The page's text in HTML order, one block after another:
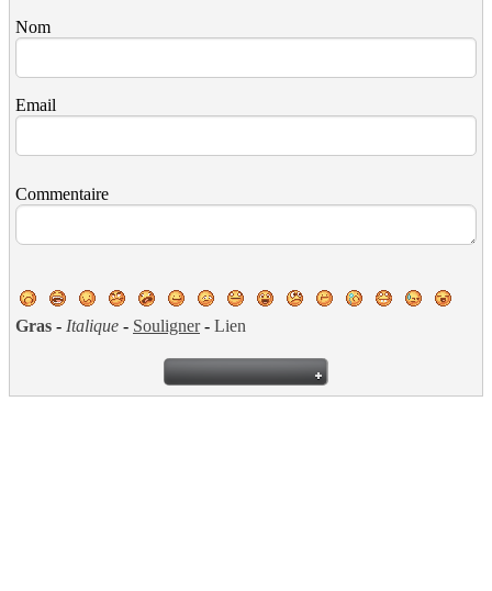
Nom
Email
Commentaire
Gras - Italique - Souligner- Lien